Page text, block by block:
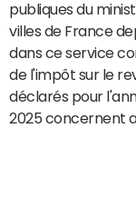
publiques du
villes de France
dans ce service
de l'impôt sur le
déclarés pour
2025 concernent